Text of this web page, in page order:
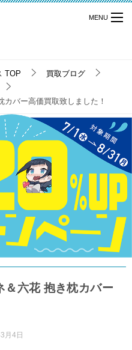
TOP
買取ブログ
バー高価買取致しました！
六花 抱き枕カバー
月4日